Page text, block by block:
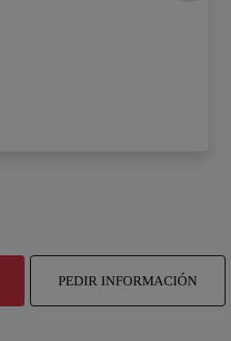
PEDIR INFORMACIÓN